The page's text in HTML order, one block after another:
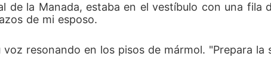
de la Manada, estaba en el vestíbulo con una fila
de mi esposo.
resonando en los pisos de mármol. "Prepara